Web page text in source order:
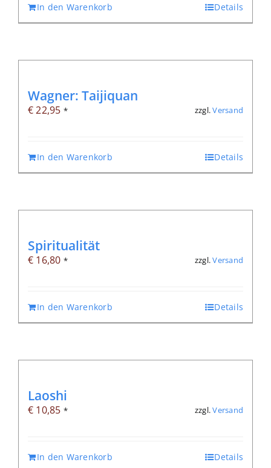
In den Warenkorb Details
Wagner: Taijiquan
€22,95 * zzgl.Versand
In den Warenkorb Details
Spiritualität
€ 16,80 * zzgl.Versand
In den Warenkorb Details
Laoshi
€ 10,85 * zzgl.Versand
In den Warenkorb Details